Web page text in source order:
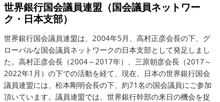
世界銀行国会議員連盟（国会議員ネットワー
ク・日本支部）
世界銀行国会議員連盟は、2004年5月、高村正彦会長の下、グ
ローバルな国会議員ネットワークの日本支部として発足しまし
た。高村正彦会長（2004～2017年）、三原朝彦会長（2017～
2022年1月）の下での活動を経て、現在、日本の世界銀行国会
議員連盟には、松本剛明会長の下、約71名の国会議員にご参加
頂いています。議員連盟では、世界銀行幹部の来日の機会を捉